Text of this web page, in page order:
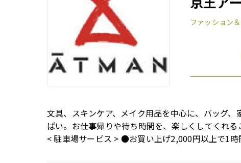
ファッション
文具、スキンケア、メイク用品を中心に、バッグ、
ぱい。お仕事帰りや待ち時間を、楽しくしてくれる
< 駐車場サービス > ●お買い上げ2,000円以上で1時